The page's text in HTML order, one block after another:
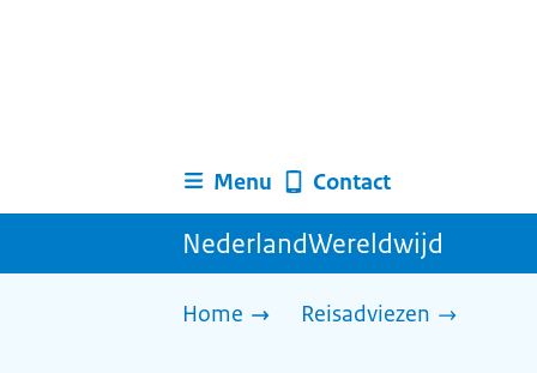
Menu Contact
NederlandWereldwijd
Home Reisadviezen